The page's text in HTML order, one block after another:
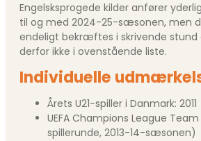
Engelsksprogede kilder anfører
til og med 2024-25-sæsonen, men
endeligt bekræftes i skrivende
derfor ikke i ovenstående liste.
Individuelle
Årets U21-spiller i Danmark: 2011
UEFA Champions League
spillerunde, 2013-14-sæsonen)